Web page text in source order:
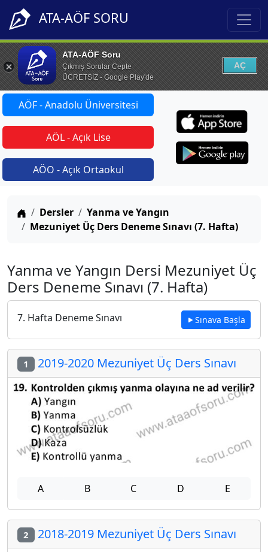
ATA-AÖF SORU
ATA-AÖF Soru
Çıkmış Sorular Cepte
ÜCRETSİZ - Google Play'de
AÇ
AÖF - Anadolu Üniversitesi
AÖL - Açık Lise
AÖO - Açık Ortaokul
Anasayfa
Dersler
Yanma ve Yangın
Mezuniyet Üç Ders Deneme Sınavı (7. Hafta)
Yanma ve Yangın Dersi Mezuniyet Üç
Ders Deneme Sınavı (7. Hafta)
7. Hafta Deneme Sınavı Sınava Başla
1 2019-2020 Mezuniyet Üç Ders Sınavı
A B C D E
2 2018-2019 Mezuniyet Üç Ders Sınavı